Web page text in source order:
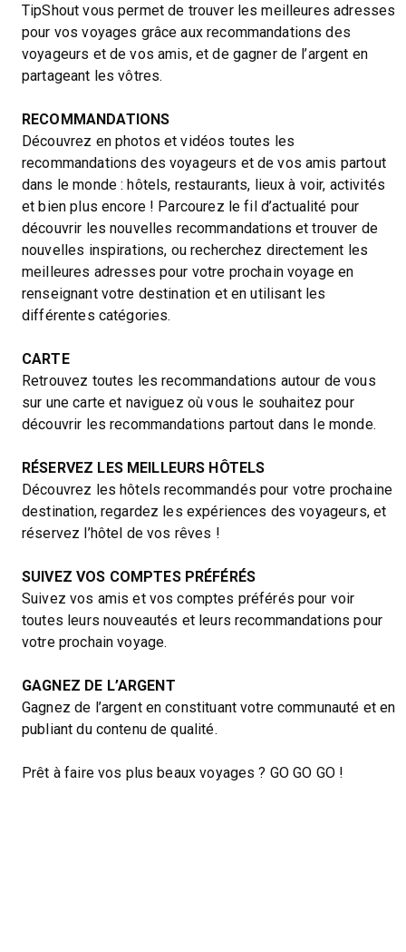
TipShout vous permet de trouver les meilleures adresses
pour vos voyages grâce aux recommandations des
voyageurs et de vos amis, et de gagner de l’argent en
partageant les vôtres.
RECOMMANDATIONS
Découvrez en photos et vidéos toutes les
recommandations des voyageurs et de vos amis partout
dans le monde : hôtels, restaurants, lieux à voir, activités
et bien plus encore ! Parcourez le fil d’actualité pour
découvrir les nouvelles recommandations et trouver de
nouvelles inspirations, ou recherchez directement les
meilleures adresses pour votre prochain voyage en
renseignant votre destination et en utilisant les
différentes catégories.
CARTE
Retrouvez toutes les recommandations autour de vous
sur une carte et naviguez où vous le souhaitez pour
découvrir les recommandations partout dans le monde.
RÉSERVEZ LES MEILLEURS HÔTELS
Découvrez les hôtels recommandés pour votre prochaine
destination, regardez les expériences des voyageurs, et
réservez l’hôtel de vos rêves !
SUIVEZ VOS COMPTES PRÉFÉRÉS
Suivez vos amis et vos comptes préférés pour voir
toutes leurs nouveautés et leurs recommandations pour
votre prochain voyage.
GAGNEZ DE L’ARGENT
Gagnez de l’argent en constituant votre communauté et en
publiant du contenu de qualité.
Prêt à faire vos plus beaux voyages ? GO GO GO !